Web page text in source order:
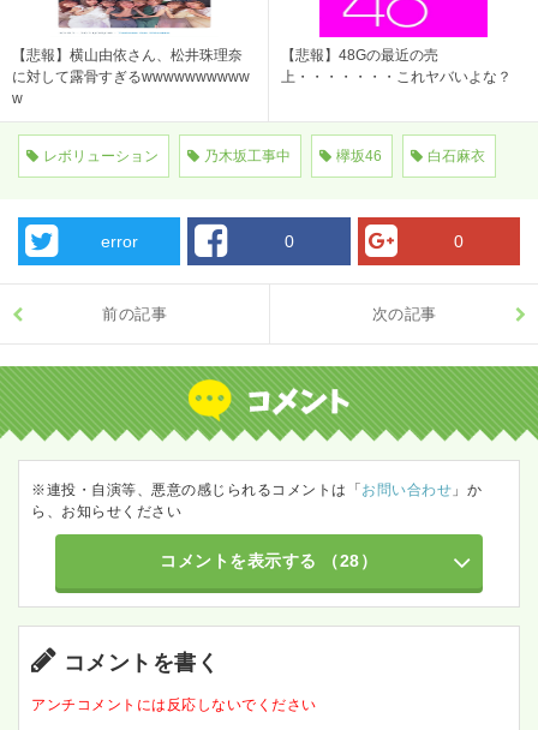
【悲報】横山由依さん、松井珠理奈
に対して露骨すぎるwwwwwwwwww
w
【悲報】48Gの最近の売
上・・・・・・・これヤバいよな？
レボリューション 乃木坂工事中 欅坂46 白石麻衣
error 0 0
前の記事 次の記事
※連投・自演等、悪意の感じられるコメントは「 お問い合わせ 」か
ら、お知らせください
コメントを表示する （28）
コメントを書く
アンチコメントには反応しないでください